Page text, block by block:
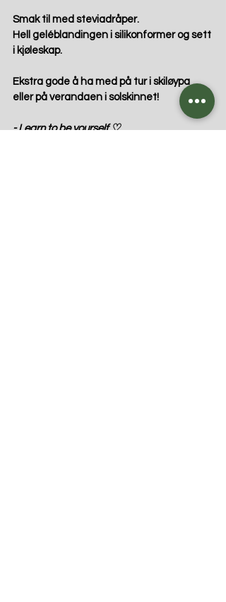
Smak til med steviadråper.
Hell geléblandingen i silikonformer og sett
i kjøleskap.
Ekstra gode å ha med på tur i skiløypa
eller på verandaen i solskinnet!
- Learn to be yourself ♡